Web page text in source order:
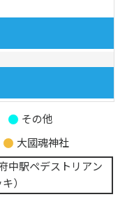
その他
大國魂神社
中駅ペデストリアン
）